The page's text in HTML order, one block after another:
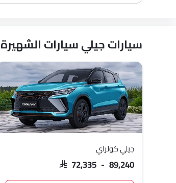
سيارات جيلي سيارات الشهيرة
جيلي كولراي
SAR 72,335 - 89,240